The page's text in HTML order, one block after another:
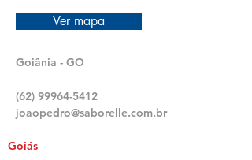
Ver mapa
Goiânia - GO
(62) 99964-5412
joaopedro@saborelle.com.br
Goiás